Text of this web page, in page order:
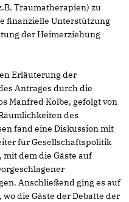
Traumatherapien) zu
finanzielle Unterstützung
der Heimerziehung
Erläuterung der
Antrages durch die
Manfred Kolbe, gefolgt von
des
fand eine Diskussion mit
für Gesellschaftspolitik
dem die Gäste auf
Anschließend ging es auf
die Gäste der Debatte der